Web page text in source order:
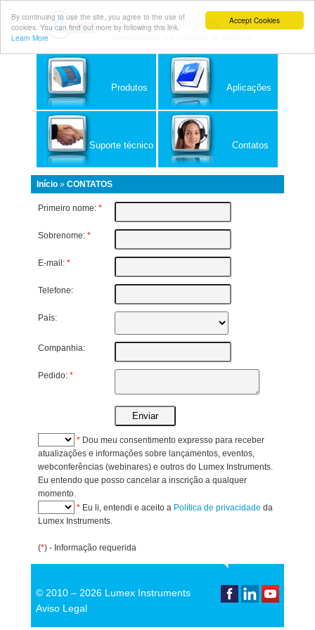
Accept Cookies
By continuing to use the site, you agree to the use of
cookies. You can find out more by following this link.
Learn More
Lumex Instruments
Produtos Aplicações
Suporte técnico Contatos
Início » CONTATOS
Primeiro nome: *
Sobrenome: *
E-mail: *
Telefone:
País:
Companhia:
Pedido: *
* Dou meu consentimento expresso para receber
atualizações e informações sobre lançamentos, eventos,
webconferências (webinares) e outros do Lumex Instruments.
Eu entendo que posso cancelar a inscrição a qualquer
momento.
* Eu li, entendi e aceito a Política de privacidade da
Lumex Instruments.
(*) - Informação requerida
© 2010 – 2026 Lumex Instruments
Aviso Legal